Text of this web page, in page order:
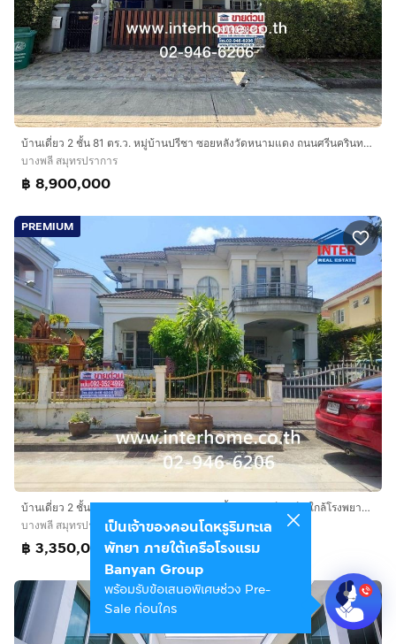
บ้านเดี่ยว 2 ชั้น 81 ตร.ว. หมู่บ้านปรีชา ซอยหลังวัดหนามแดง ถนนศรีนครินทร์ บางพลี สมุทรปราการ
บางพลี สมุทรปราการ
฿ 8,900,000
PREMIUM
บ้านเดี่ยว 2 ชั้น 63.9 ตร.ว. หมู่บ้านกฤษดา ซิตี้ เลค แอนด์ พาร์ค ใกล้โรงพยาบาลจุฬารัตน์3 ซอยบางปลา18 ถนนเเทพารักษ์ ถนนบางนา-ตราด บางพลี
บางพลี สมุทรปราการ
฿ 3,350,000
เป็นเจ้าของคอนโดหรูริมทะเล
พัทยา ภายใต้เครือโรงแรม
Banyan Group
พร้อมรับข้อเสนอพิเศษช่วง Pre-
Sale ก่อนใคร